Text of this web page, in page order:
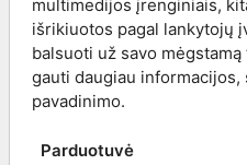
multimedijos įrenginiais,
išrikiuotos pagal lankytojų
balsuoti už savo
gauti daugiau informacijos,
pavadinimo.
Parduotuvė